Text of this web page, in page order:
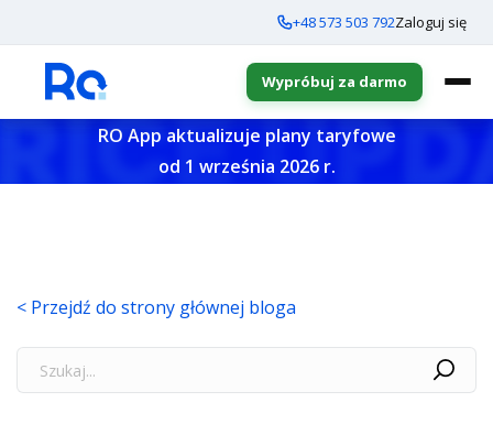
+48 573 503 792Zaloguj się
Wypróbuj za darmo
RO App aktualizuje plany taryfowe
od 1 września 2026 r.
< Przejdź do strony głównej bloga